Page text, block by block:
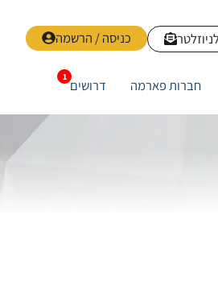
כניסה / הרשמה
חברות פארמה דרושים